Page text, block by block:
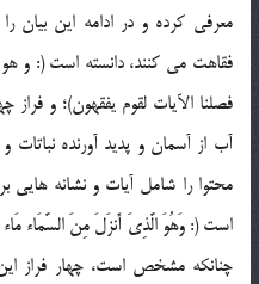
معرفي کرده و در ادامه اين
فقاهت مي کنند، دانسته است (: و
آب از آسمان و پديد آورنده
محتوا را شامل آيات و نشانه هايي
است (: وَهُوَ الَّذِيَ أَنزَلَ مِنَ السَّمَاء
چنانکه مشخص است، چهار فراز